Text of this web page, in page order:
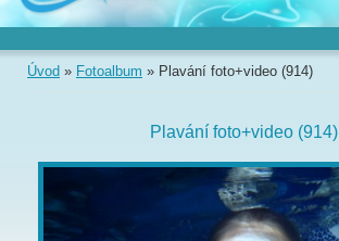
Úvod » Fotoalbum » Plavání foto+video (914)
Plavání foto+video (914)